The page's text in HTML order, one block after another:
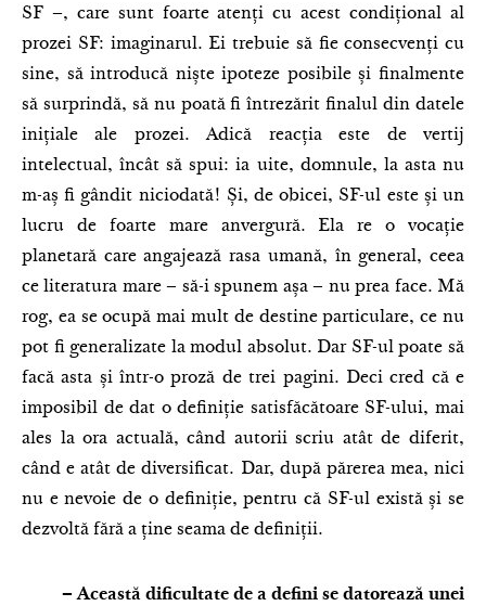
SF –, care sunt foarte atenți cu acest condițional al
prozei SF: imaginarul. Ei trebuie să fie consecvenți cu
sine, să introducă niște ipoteze posibile și finalmente
să surprindă, să nu poată fi întrezărit finalul din datele
inițiale ale prozei. Adică reacția este de vertij
intelectual, încât să spui: ia uite, domnule, la asta nu
m-aș fi gândit niciodată! Și, de obicei, SF-ul este și un
lucru de foarte mare anvergură. Ela re o vocație
planetară care angajează rasa umană, în general, ceea
ce literatura mare – să-i spunem așa – nu prea face. Mă
rog, ea se ocupă mai mult de destine particulare, ce nu
pot fi generalizate la modul absolut. Dar SF-ul poate să
facă asta și într-o proză de trei pagini. Deci cred că e
imposibil de dat o definiție satisfăcătoare SF-ului, mai
ales la ora actuală, când autorii scriu atât de diferit,
când e atât de diversificat. Dar, după părerea mea, nici
nu e nevoie de o definiție, pentru că SF-ul există și se
dezvoltă fără a ține seama de definiții.
– Această dificultate de a defini se datorează unei